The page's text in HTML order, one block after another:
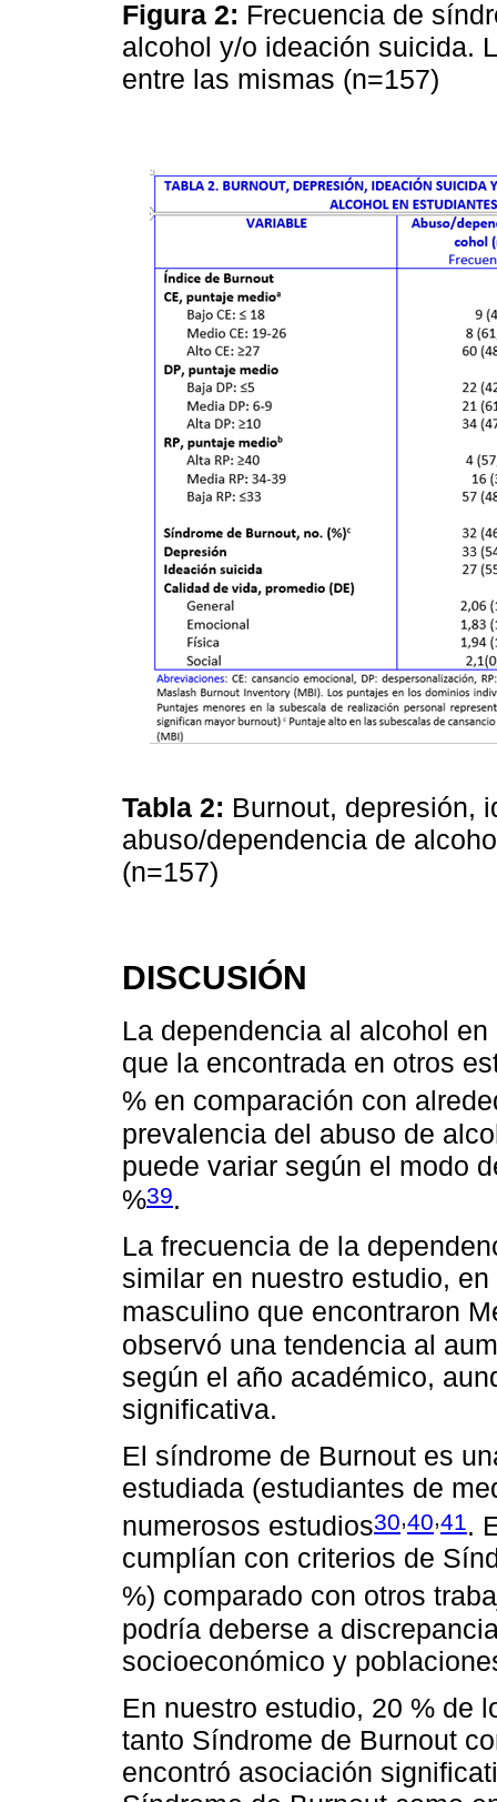
Figura 2: Frecuencia de
alcohol y/o ideación suicida.
entre las mismas (n=157)
Tabla 2: Burnout, depresión,
abuso/dependencia de
(n=157)
DISCUSIÓN
La dependencia al alcohol
que la encontrada en otros
% en comparación con
prevalencia del abuso de
puede variar según el modo
%39.
La frecuencia de la
similar en nuestro estudio,
masculino que encontraron
observó una tendencia al
según el año académico,
significativa.
El síndrome de Burnout es
estudiada (estudiantes de
numerosos estudios30,40,41.
cumplían con criterios de
%) comparado con otros
podría deberse a
socioeconómico y
En nuestro estudio, 20 % de
tanto Síndrome de Burnout
encontró asociación